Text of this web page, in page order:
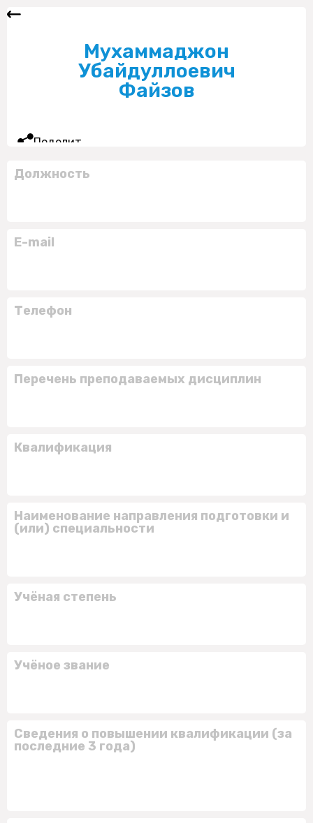
Мухаммаджон
Убайдуллоевич
Файзов
Поделиться
Должность
E-mail
Телефон
Перечень преподаваемых дисциплин
Квалификация
Наименование направления подготовки и
(или) специальности
Учёная степень
Учёное звание
Сведения о повышении квалификации (за
последние 3 года)